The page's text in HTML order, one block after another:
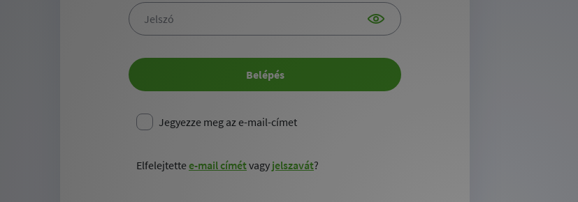
Jelszó
Belépés
Jegyezze meg az e-mail-címet
Elfelejtettee-mail címétvagy jelszavát?